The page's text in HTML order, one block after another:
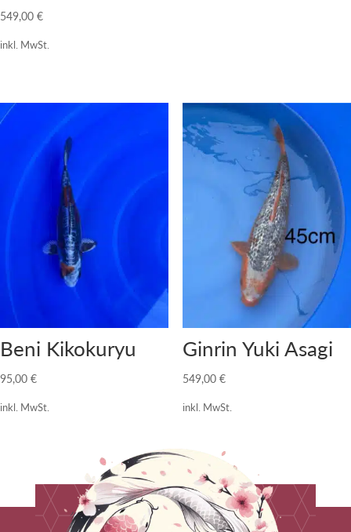
549,00 €
inkl. MwSt.
Beni Kikokuryu
95,00 €
inkl. MwSt.
Ginrin Yuki Asagi
549,00 €
inkl. MwSt.